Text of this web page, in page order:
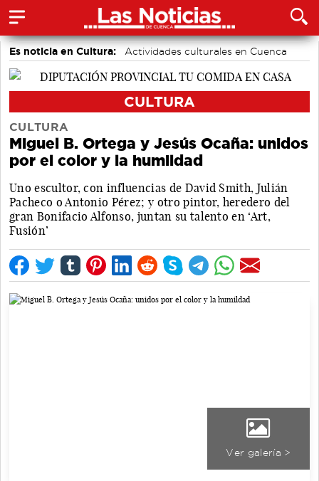
Es noticia en Cultura: Actividades culturales en Cuenca
CULTURA
CULTURA
Miguel B. Ortega y Jesús Ocaña: unidos
por el color y la humildad
Uno escultor, con influencias de David Smith, Julián
Pacheco o Antonio Pérez; y otro pintor, heredero del
gran Bonifacio Alfonso, juntan su talento en ‘Art,
Fusión’
Ver galería >